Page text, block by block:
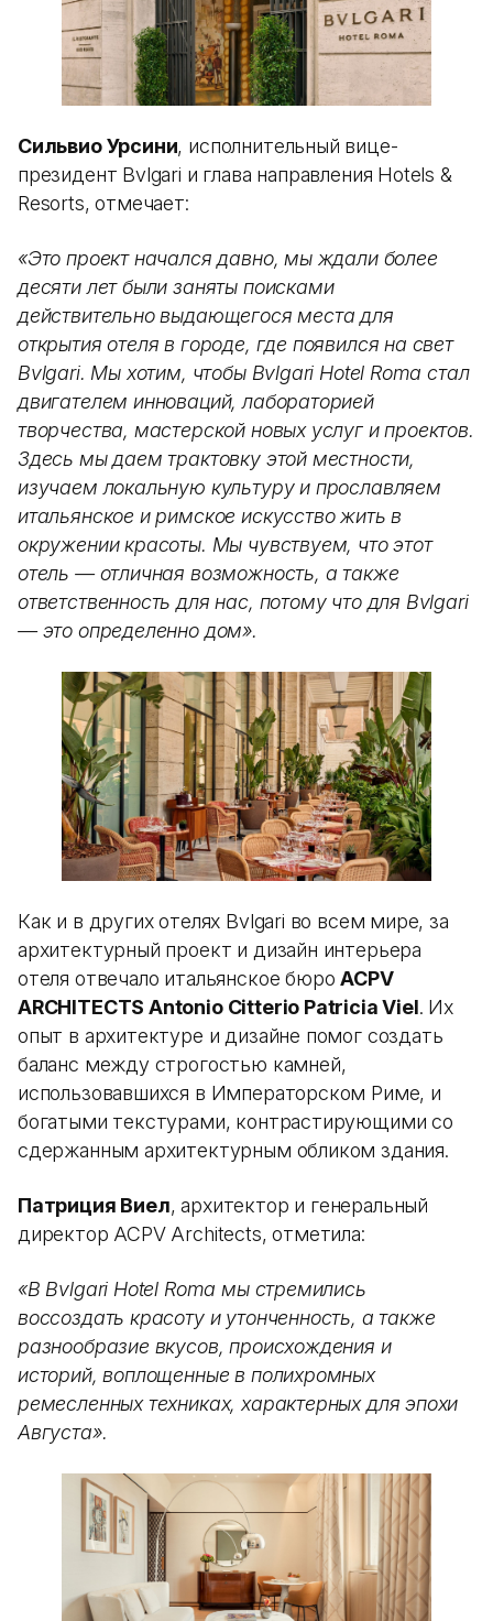
Сильвио Урсини, исполнительный вице-
президент Bvlgari и глава направления Hotels &
Resorts, отмечает:
«Это проект начался давно, мы ждали более
десяти лет были заняты поисками
действительно выдающегося места для
открытия отеля в городе, где появился на свет
Bvlgari. Мы хотим, чтобы Bvlgari Hotel Roma стал
двигателем инноваций, лабораторией
творчества, мастерской новых услуг и проектов.
Здесь мы даем трактовку этой местности,
изучаем локальную культуру и прославляем
итальянское и римское искусство жить в
окружении красоты. Мы чувствуем, что этот
отель — отличная возможность, а также
ответственность для нас, потому что для Bvlgari
— это определенно дом».
Как и в других отелях Bvlgari во всем мире, за
архитектурный проект и дизайн интерьера
отеля отвечало итальянское бюроACPV
ARCHITECTS Antonio Citterio Patricia Viel. Их
опыт в архитектуре и дизайне помог создать
баланс между строгостью камней,
использовавшихся в Императорском Риме, и
богатыми текстурами, контрастирующими со
сдержанным архитектурным обликом здания.
Патриция Виел, архитектор и генеральный
директор ACPV Architects, отметила:
«В Bvlgari Hotel Roma мы стремились
воссоздать красоту и утонченность, а также
разнообразие вкусов, происхождения и
историй, воплощенные в полихромных
ремесленных техниках, характерных для эпохи
Августа».